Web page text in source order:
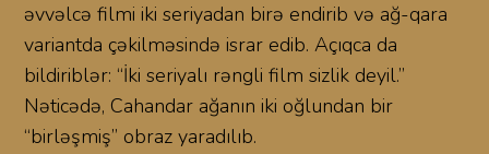
əvvəlcə filmi iki seriyadan birə endirib və ağ-qara
variantda çəkilməsində israr edib. Açıqca da
bildiriblər: “İki seriyalı rəngli film sizlik deyil.”
Nəticədə, Cahandar ağanın iki oğlundan bir
“birləşmiş” obraz yaradılıb.